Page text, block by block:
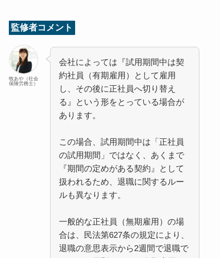
監修者コメント
牧あや（社会
保険労務士）
会社によっては『試用期間中は契
約社員（有期雇用）として雇用
し、その後に正社員へ切り替え
る』という形をとっている場合が
あります。
この場合、試用期間中は「正社員
の試用期間」ではなく、あくまで
『期間の定めがある契約』として
扱われるため、退職に関するルー
ルも異なります。
一般的な正社員（無期雇用）の場
合は、民法第627条の規定により、
退職の意思表示から2週間で退職で